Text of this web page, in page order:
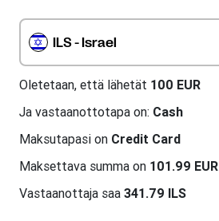
ILS - Israel
Oletetaan, että lähetät 100 EUR
Ja vastaanottotapa on: Cash
Maksutapasi on Credit Card
Maksettava summa on 101.99 EUR
Vastaanottaja saa 341.79 ILS